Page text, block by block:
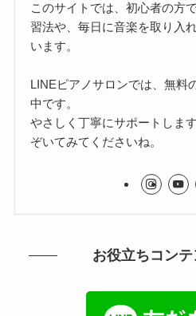
このサイトでは、初心者の方
習法や、毎日に音楽を取り入
います。
LINEピアノサロンでは、無料
中です。
やさしく丁寧にサポートしま
ぞいてみてくださいね。
お役立ちコン